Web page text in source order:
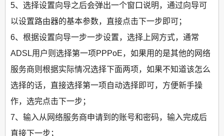
5、选择设置向导之后会弹出一个窗口说明，通过向导可
以设置路由器的基本参数，直接点击下一步即可；
6、根据设置向导一步一步设置，选择上网方式，通常
ADSL用户则选择第一项PPPoE，如果用的是其他的网络
服务商则根据实际情况选择下面两项，如果不知道该怎么
选择的话，直接选择第一项自动选择即可，方便新手操
作，选完点击下一步；
7、输入从网络服务商申请到的账号和密码，输入完成后
直接下一步；